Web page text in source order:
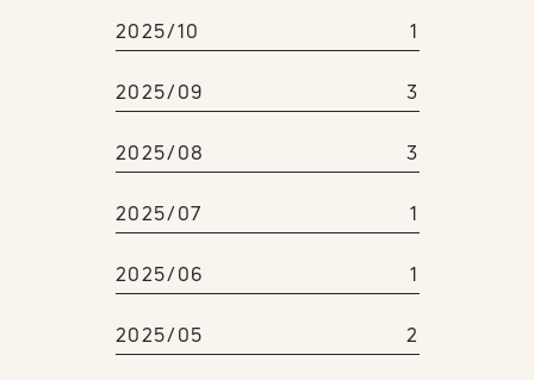
2025/10 1
2025/09 3
2025/08 3
2025/07 1
2025/06 1
2025/05 2